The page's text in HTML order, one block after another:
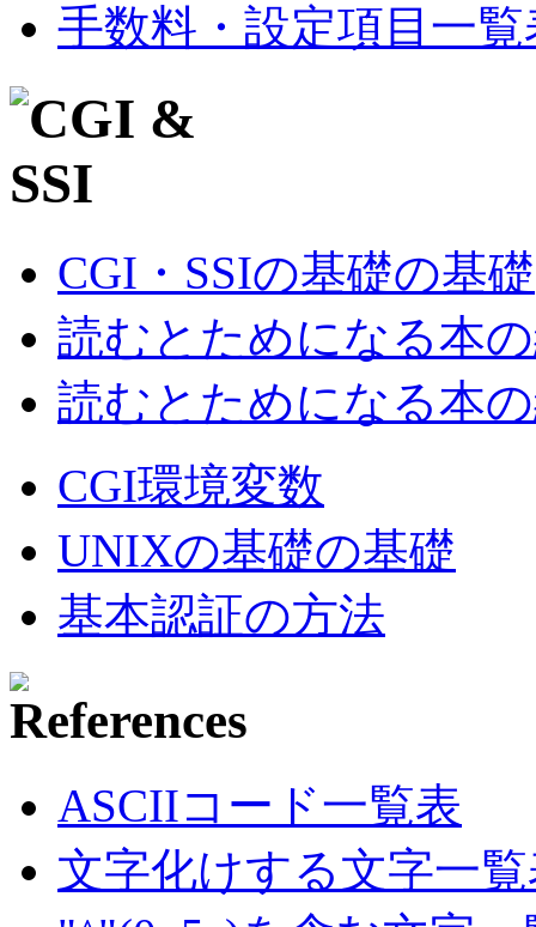
手数料・設定項目一覧
CGI・SSIの基礎の基礎
読むとためになる本
読むとためになる本
CGI環境変数
UNIXの基礎の基礎
基本認証の方法
ASCIIコード一覧表
文字化けする文字一